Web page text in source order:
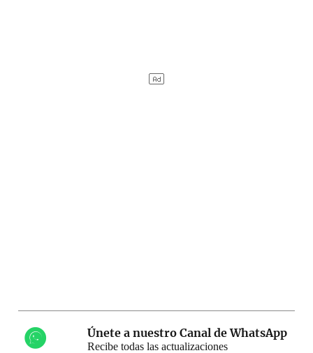
Únete a nuestro Canal de WhatsApp
Recibe todas las actualizaciones